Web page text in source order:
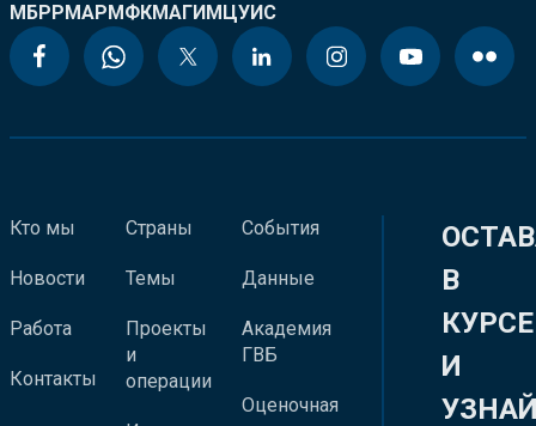
МБРРМАРМФКМАГИМЦУИС
Кто мы
Новости
Работа
Контакты
Страны
Темы
Проекты
и
операции
События
Данные
Академия
ГВБ
Оценочная
В
КУРСЕ
И